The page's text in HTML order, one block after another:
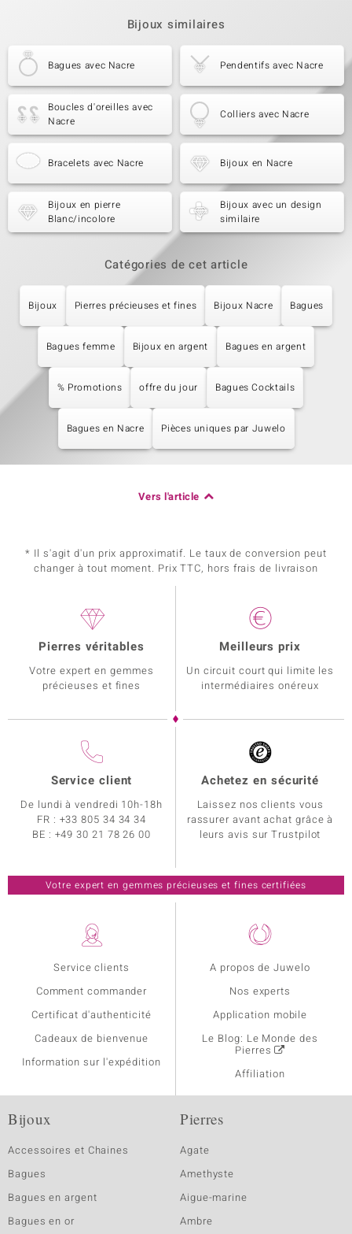
Bijoux similaires
Bagues avec Nacre Pendentifs avec Nacre
Boucles d'oreilles avec
Nacre
Colliers avec Nacre
Bracelets avec Nacre Bijoux en Nacre
Bijoux en pierre
Blanc/incolore
Bijoux avec un design
similaire
Catégories de cet article
Bijoux Pierres précieuses et fines Bijoux Nacre Bagues
Bagues femme Bijoux en argent Bagues en argent
% Promotions offre du jour Bagues Cocktails
Bagues en Nacre Pièces uniques par Juwelo
Vers l'article
* Il s'agit d'un prix approximatif. Le taux de conversion peut
changer à tout moment. Prix TTC, hors frais de livraison
Service clients
Comment commander
Certificat d'authenticité
Cadeaux de bienvenue
Information sur l'expédition
A propos de Juwelo
Nos experts
Application mobile
Le Blog: Le Monde des
Pierres
Affiliation
Pierres véritables
Votre expert en gemmes
précieuses et fines
Meilleurs prix
Un circuit court qui limite les
intermédiaires onéreux
Service client
De lundi à vendredi 10h-18h
FR : +33 805 34 34 34
BE : +49 30 21 78 26 00
Achetez en sécurité
Laissez nos clients vous
rassurer avant achat grâce à
leurs avis sur Trustpilot
Votre expert en gemmes précieuses et fines certifiées
Bijoux
Accessoires et Chaines
Bagues
Bagues en argent
Bagues en or
Pierres
Agate
Amethyste
Aigue-marine
Ambre